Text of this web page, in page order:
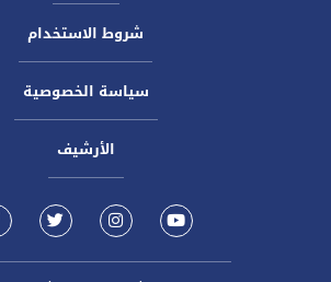
شروط الاستخدام
سياسة الخصوصية
الأرشيف